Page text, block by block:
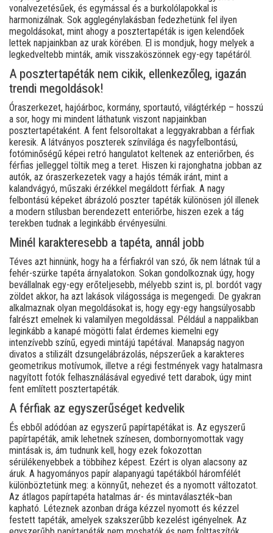
vonalvezetésűek, és egymással és a burkolólapokkal is
harmonizálnak. Sok agglegénylakásban fedezhetünk fel ilyen
megoldásokat, mint ahogy a posztertapéták is igen kelendőek
lettek napjainkban az urak körében. El is mondjuk, hogy melyek a
legkedveltebb minták, amik visszaköszönnek egy-egy tapétáról.
A posztertapéták nem cikik, ellenkezőleg, igazán
trendi megoldások!
Óraszerkezet, hajóárboc, kormány, sportautó, világtérkép – hosszú
a sor, hogy mi mindent láthatunk viszont napjainkban
posztertapétaként. A fent felsoroltakat a leggyakrabban a férfiak
keresik. A látványos poszterek színvilága és nagyfelbontású,
fotóminőségű képei retró hangulatot keltenek az enteriőrben, és
férfias jelleggel töltik meg a teret. Hiszen ki rajonghatna jobban az
autók, az óraszerkezetek vagy a hajós témák iránt, mint a
kalandvágyó, műszaki érzékkel megáldott férfiak. A nagy
felbontású képeket ábrázoló poszter tapéták különösen jól illenek
a modern stílusban berendezett enteriőrbe, hiszen ezek a tág
terekben tudnak a leginkább érvényesülni.
Minél karakteresebb a tapéta, annál jobb
Téves azt hinnünk, hogy ha a férfiakról van szó, ők nem látnak túl a
fehér-szürke tapéta árnyalatokon. Sokan gondolkoznak úgy, hogy
bevállalnak egy-egy erőteljesebb, mélyebb szint is, pl. bordót vagy
zöldet akkor, ha azt lakások világossága is megengedi. De gyakran
alkalmaznak olyan megoldásokat is, hogy egy-egy hangsúlyosabb
falrészt emelnek ki valamilyen megoldással. Például a nappalikban
leginkább a kanapé mögötti falat érdemes kiemelni egy
intenzívebb színű, egyedi mintájú tapétával. Manapság nagyon
divatos a stilizált dzsungelábrázolás, népszerűek a karakteres
geometrikus motívumok, illetve a régi festmények vagy hatalmasra
nagyított fotók felhasználásával egyedivé tett darabok, úgy mint
fent említett posztertapéták.
A férfiak az egyszerűséget kedvelik
És ebből adódóan az egyszerű papírtapétákat is. Az egyszerű
papírtapéták, amik lehetnek színesen, dombornyomottak vagy
mintásak is, ám tudnunk kell, hogy ezek fokozottan
sérülékenyebbek a többihez képest. Ezért is olyan alacsony az
áruk. A hagyományos papír alapanyagú tapétákból háromfélét
különböztetünk meg: a könnyűt, nehezet és a nyomott változatot.
Az átlagos papírtapéta hatalmas ár- és mintaválaszték¬ban
kapható. Léteznek azonban drága kézzel nyomott és kézzel
festett tapéták, amelyek szakszerűbb kezelést igényelnek. Az